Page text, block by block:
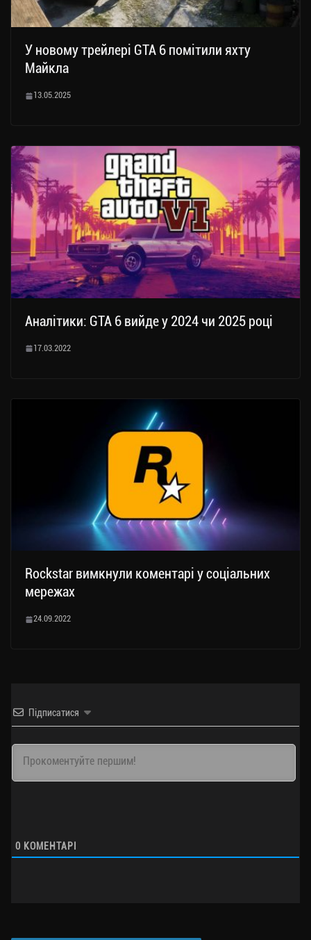
У новому трейлері GTA 6 помітили яхту
Майкла
13.05.2025
Аналітики: GTA 6 вийде у 2024 чи 2025 році
17.03.2022
Rockstar вимкнули коментарі у соціальних
мережах
24.09.2022
Підписатися
0 КОМЕНТАРІ